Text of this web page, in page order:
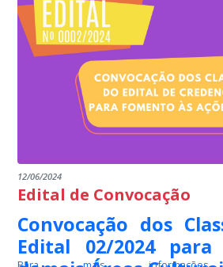
12/06/2024
Edital de Convocação
Convocação dos
Edital 02/2024